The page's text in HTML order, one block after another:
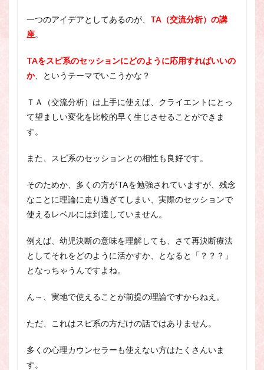
一つのアイデアとしてあるのが、 TA（交流分析）の講
座。
TAをスピ系のセッションにどのように応用すればいいの
か、というテーマでいこうかな？
ＴＡ（交流分析）は上手に使えば、クライエントにとっ
て望ましい変化を比較的早く生じさせることができま
す。
また、スピ系のセッションとの相性も良好です。
そのためか、多くの方がTAを勉強されていますが、残念
なことに理論に走り過ぎてしまい、実際のセッションで
使えるレベルには到達していません。
例えば、幼児決断の意味を理解しても、さて再決断療法
としてそれをどのように活かすか、となると「？？？」
となっちゃうんですよね。
ん～、実地で使えることが前提の理論ですからねえ。
ただ、これはスピ系の方だけの話ではありません。
多くの心理カウンセラーも使えない方はたくさんいま
す。
占いカウンセラー
検索